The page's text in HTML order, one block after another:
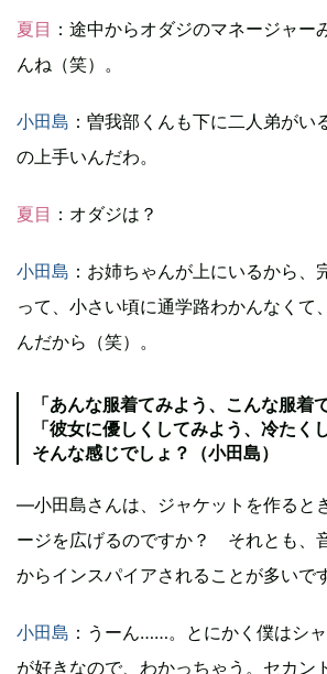
夏目 ：途中からオダジのマネージャー
んね（笑）。
小田島 ：曽我部くんも下に二人弟がい
の上手いんだわ。
夏目 ：オダジは？
小田島 ：お姉ちゃんが上にいるから、
って、小さい頃に通学路わかんなくて
んだから（笑）。
「あんな服着てみよう、こんな服着
「彼女に優しくしてみよう、冷たく
そんな感じでしょ？（小田島）
―小田島さんは、ジャケットを作ると
ージを広げるのですか？ それとも、
からインスパイアされることが多いで
小田島 ：うーん……。とにかく僕はシ
が好きなので、わかっちゃう。セカン